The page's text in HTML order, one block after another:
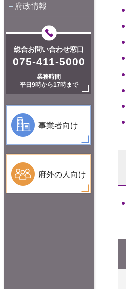
府政情報
総合お問い合わせ窓口
075-411-5000
業務時間
平日9時から17時まで
事業者向け
府外の人向け